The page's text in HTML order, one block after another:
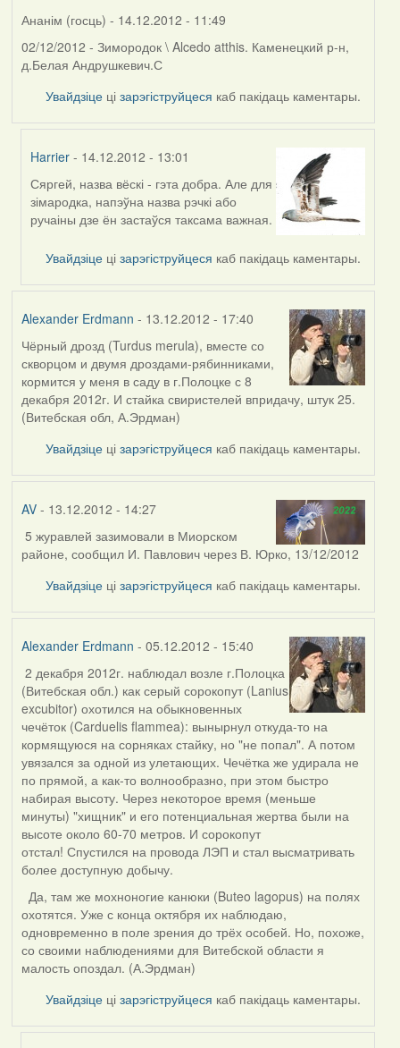
Ананім (госць) - 14.12.2012 - 11:49
02/12/2012 - Зимородок \ Alcedo atthis. Каменецкий р-н,
д.Белая Андрушкевич.С
Увайдзіце цізарэгіструйцеся каб пакідаць каментары.
Harrier - 14.12.2012 - 13:01
In
reply
to
Ананім
(госць)
Сяргей, назва вёскі - гэта добра. Але для
зімародка, напэўна назва рэчкі або
ручаіны дзе ён застаўся таксама важная.
Увайдзіце цізарэгіструйцеся каб пакідаць каментары.
Alexander Erdmann - 13.12.2012 - 17:40
Чёрный дрозд (Turdus merula), вместе со
скворцом и двумя дроздами-рябинниками,
кормится у меня в саду в г.Полоцке с 8
декабря 2012г. И стайка свиристелей впридачу, штук 25.
(Витебская обл, А.Эрдман)
Увайдзіце цізарэгіструйцеся каб пакідаць каментары.
AV- 13.12.2012 - 14:27
5 журавлей зазимовали в Миорском
районе, сообщил И. Павлович через В. Юрко, 13/12/2012
Увайдзіце цізарэгіструйцеся каб пакідаць каментары.
Alexander Erdmann - 05.12.2012 - 15:40
2 декабря 2012г. наблюдал возле г.Полоцка
(Витебская обл.) как серый сорокопут (Lanius
excubitor) охотился на обыкновенных
чечёток (Carduelis flammea): вынырнул откуда-то на
кормящуюся на сорняках стайку, но "не попал". А потом
увязался за одной из улетающих. Чечётка же удирала не
по прямой, а как-то волнообразно, при этом быстро
набирая высоту. Через некоторое время (меньше
минуты) "хищник" и его потенциальная жертва были на
высоте около 60-70 метров. И сорокопут
отстал! Спустился на провода ЛЭП и стал высматривать
более доступную добычу.
Да, там же мохноногие канюки (Buteo lagopus) на полях
охотятся. Уже с конца октября их наблюдаю,
одновременно в поле зрения до трёх особей. Но, похоже,
со своими наблюдениями для Витебской области я
малость опоздал. (А.Эрдман)
Увайдзіце цізарэгіструйцеся каб пакідаць каментары.